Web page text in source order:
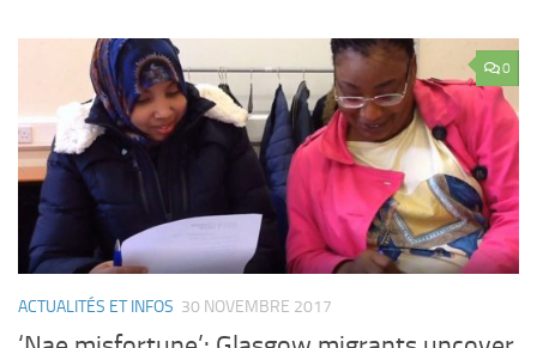
0
ACTUALITÉS ET INFOS 30 NOVEMBRE 2017